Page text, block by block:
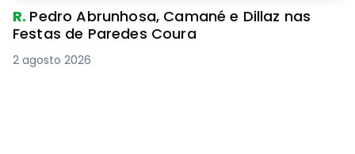
R. Pedro Abrunhosa, Camané e Dillaz nas
Festas de Paredes Coura
2 agosto 2026